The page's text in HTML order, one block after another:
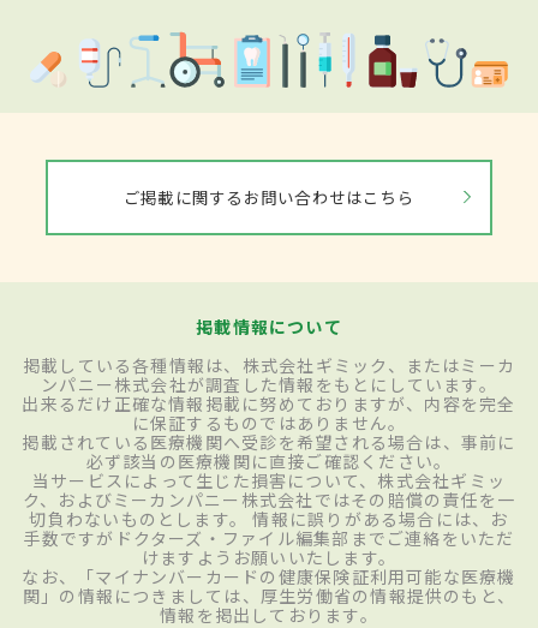
ご掲載に関するお問い合わせはこちら
掲載情報について
掲載している各種情報は、株式会社ギミック、またはミーカ
ンパニー株式会社が調査した情報をもとにしています。
出来るだけ正確な情報掲載に努めておりますが、内容を完全
に保証するものではありません。
掲載されている医療機関へ受診を希望される場合は、事前に
必ず該当の医療機関に直接ご確認ください。
当サービスによって生じた損害について、株式会社ギミッ
ク、およびミーカンパニー株式会社ではその賠償の責任を一
切負わないものとします。 情報に誤りがある場合には、お
手数ですがドクターズ・ファイル編集部までご連絡をいただ
けますようお願いいたします。
なお、「マイナンバーカードの健康保険証利用可能な医療機
関」の情報につきましては、厚生労働省の情報提供のもと、
情報を掲出しております。